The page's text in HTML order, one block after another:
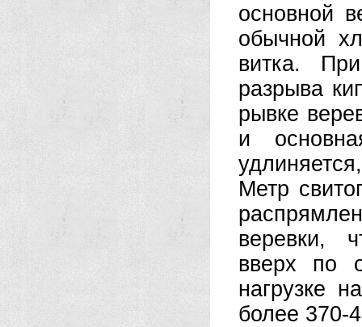
основной
обычной
витка.
разрыва
рывке
и
Метр
веревки,
вверх по
нагрузке
более 370-